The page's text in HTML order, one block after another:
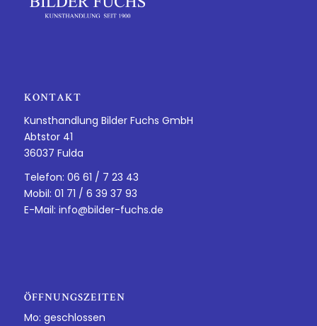
KONTAKT
Kunsthandlung Bilder Fuchs GmbH
Abtstor 41
36037 Fulda
Telefon: 06 61 / 7 23 43
Mobil: 01 71 / 6 39 37 93
E-Mail: info@bilder-fuchs.de
ÖFFNUNGSZEITEN
Mo: geschlossen